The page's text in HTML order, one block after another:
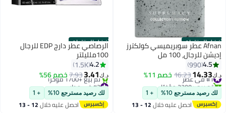
أفضل المنتجاتAfnan عطر سوبريميسي كولكترز
إديشن للرجال، 100 مل
4.5
990
د.ك‏14.33
16.23خصم 11% #1 في عطر
تم بيع +2200 مؤخرًا
#1 في عطر
لك رصيد مسترجع 10% + 1
احصل عليه خلال 12 - 13
أفضل المنتجات الرصاصي عطر دارج EDP للرجال
100ملليلتر
4.2
1.5K
د.ك‏3.41
7.93خصم 56%
#3 في عطر
بتخلّص بسرعة
تم بيع +1700 مؤخرًا
#3 في عطر
لك رصيد مسترجع 10% + 1
احصل عليه خلال 12 - 13